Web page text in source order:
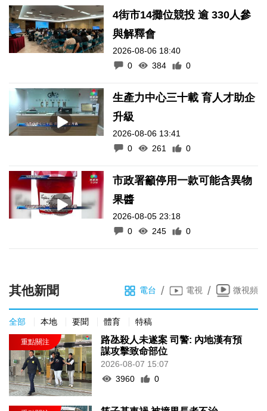
4街市14攤位競投 逾 330人參
與解釋會
2026-08-06 18:40
0
384 0
生產力中心三十載 育人才助企
升級
2026-08-06 13:41
0
261 0
市政署籲停用一款可能含異物
果醬
2026-08-05 23:18
0
245 0
其他新聞 電台 / 電視 / 微視頻
全部 本地 要聞 體育 特稿
路氹殺人未遂案 司警: 內地漢有預
謀攻擊致命部位
2026-08-07 15:07
3960
0